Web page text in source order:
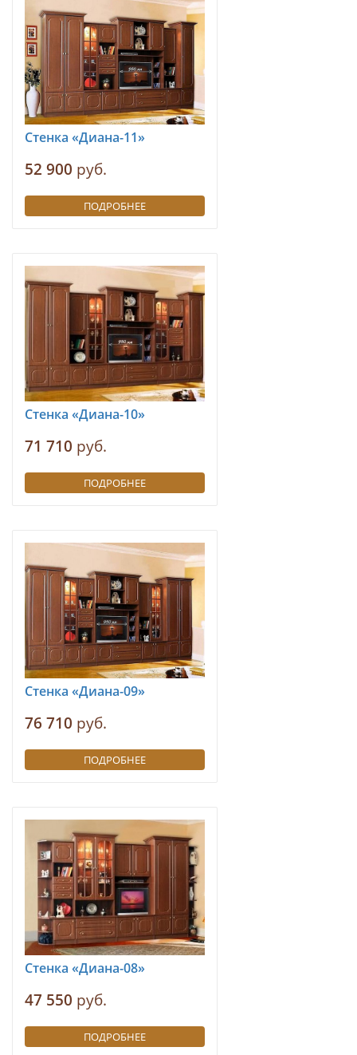
Стенка «Диана-11»
52 900 руб.
ПОДРОБНЕЕ
Стенка «Диана-10»
71 710 руб.
ПОДРОБНЕЕ
Стенка «Диана-09»
76 710 руб.
ПОДРОБНЕЕ
Стенка «Диана-08»
47 550 руб.
ПОДРОБНЕЕ